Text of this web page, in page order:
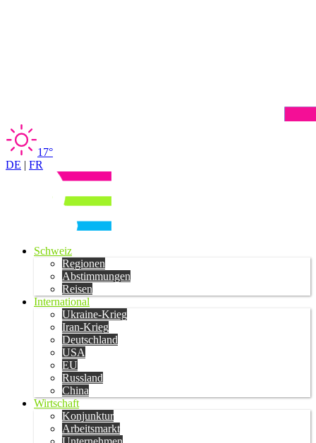
17°
DE | FR
Schweiz
Regionen
Abstimmungen
Reisen
International
Ukraine-Krieg
Iran-Krieg
Deutschland
USA
EU
Russland
China
Wirtschaft
Konjunktur
Arbeitsmarkt